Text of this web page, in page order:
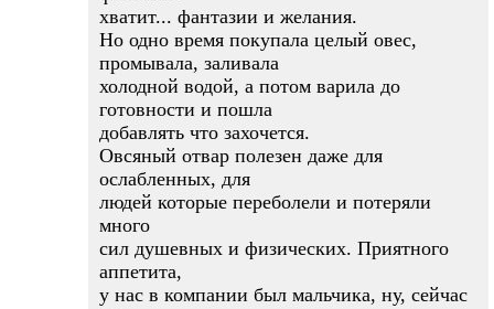
хватит... фантазии и желания.
Но одно время покупала целый овес,
промывала, заливала
холодной водой, а потом варила до
готовности и пошла
добавлять что захочется.
Овсяный отвар полезен даже для
ослабленных, для
людей которые переболели и потеряли
много
сил душевных и физических. Приятного
аппетита,
у нас в компании был мальчика, ну, сейчас